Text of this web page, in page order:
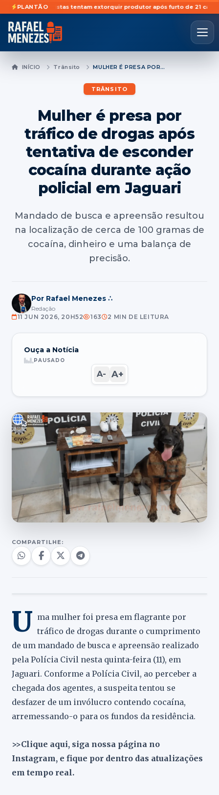
PLANTÃO
Golpistas tentam extorquir produtor após furto de 21 cabeças de
INÍCIO Trânsito MULHER É PRESA POR TRÁFICO DE DROGAS APÓS TENTATIVA DE ESCONDER COCAÍNA DURANTE AÇÃO POLICIAL EM JAGUARI
TRÂNSITO
Mulher é presa por
tráfico de drogas após
tentativa de esconder
cocaína durante ação
policial em Jaguari
Mandado de busca e apreensão resultou
na localização de cerca de 100 gramas de
cocaína, dinheiro e uma balança de
precisão.
Por Rafael Menezes ∴
Redação
11 JUN 2026, 20H52
163 2 MIN DE LEITURA
Ouça a Notícia
PAUSADO
A- A+
COMPARTILHE:
U ma mulher foi presa em flagrante por
tráfico de drogas durante o cumprimento
de um mandado de busca e apreensão realizado
pela Polícia Civil nesta quinta-feira (11), em
Jaguari. Conforme a Polícia Civil, ao perceber a
chegada dos agentes, a suspeita tentou se
desfazer de um invólucro contendo cocaína,
arremessando-o para os fundos da residência.
>>Clique aqui, siga nossa página no
Instagram, e fique por dentro das atualizações
em tempo real.